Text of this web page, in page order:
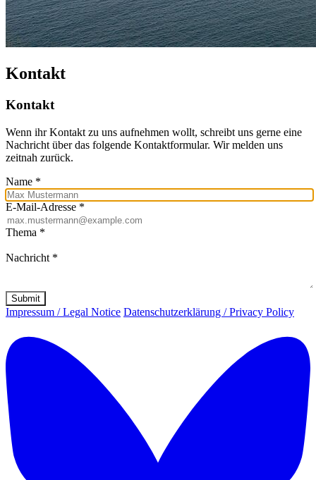
Kontakt
Kontakt
Wenn ihr Kontakt zu uns aufnehmen wollt, schreibt uns gerne eine
Nachricht über das folgende Kontaktformular. Wir melden uns
zeitnah zurück.
Name *
E-Mail-Adresse *
Thema *
Nachricht *
Submit
Impressum / Legal Notice Datenschutzerklärung / Privacy Policy